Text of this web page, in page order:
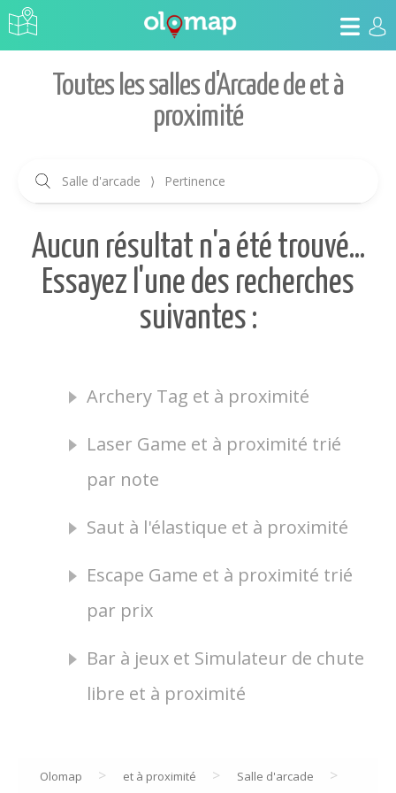
Toutes les salles d'Arcade de et à
proximité
Salle d'arcade ⟩ Pertinence
Aucun résultat n'a été trouvé...
Essayez l'une des recherches
suivantes :
Archery Tag et à proximité
Laser Game et à proximité trié
par note
Saut à l'élastique et à proximité
Escape Game et à proximité trié
par prix
Bar à jeux et Simulateur de chute
libre et à proximité
Olomap > et à proximité > Salle d'arcade >